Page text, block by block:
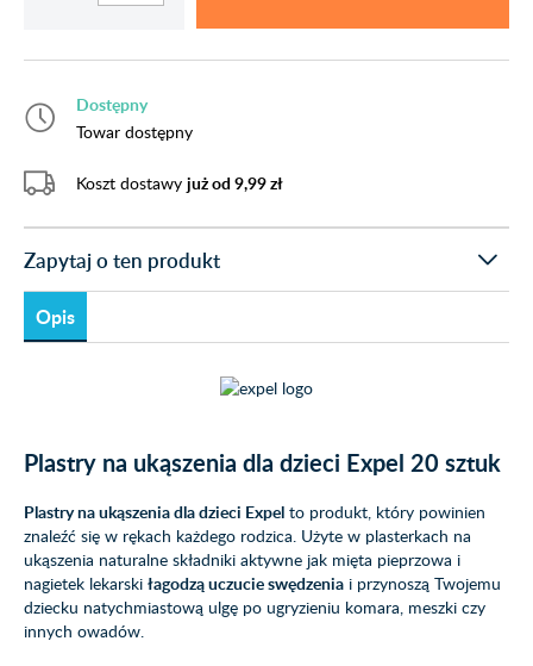
Dostępny
Towar dostępny
Koszt dostawy już od 9,99 zł
Zapytaj o ten produkt
Opis
Plastry na ukąszenia dla dzieci Expel 20 sztuk
Plastry na ukąszenia dla dzieci Expel to produkt, który powinien
znaleźć się w rękach każdego rodzica. Użyte w plasterkach na
ukąszenia naturalne składniki aktywne jak mięta pieprzowa i
nagietek lekarski łagodzą uczucie swędzenia i przynoszą Twojemu
dziecku natychmiastową ulgę po ugryzieniu komara, meszki czy
innych owadów.